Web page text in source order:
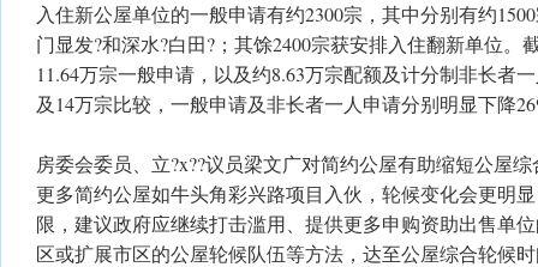
入住新公屋单位的一般申请有约2300宗，其中分别有约
门显发?和深水?白田?；其馀2400宗获安排入住翻新单位。
11.64万宗一般申请，以及约8.63万宗配额及计分制非长者
及14万宗比较，一般申请及非长者一人申请分别明显下降
房委会委员、立?x??议员梁文广对简约公屋有助缩短公屋
更多简约公屋如牛头角彩兴路项目入伙，轮候变化会更明
限，建议政府应继续打击滥用、提供更多申购资助出售单
区或扩展市区的公屋轮候队伍等方法，达至公屋综合轮候